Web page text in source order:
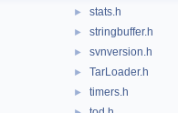
► stats.h
► stringbuffer.h
► svnversion.h
► TarLoader.h
► timers.h